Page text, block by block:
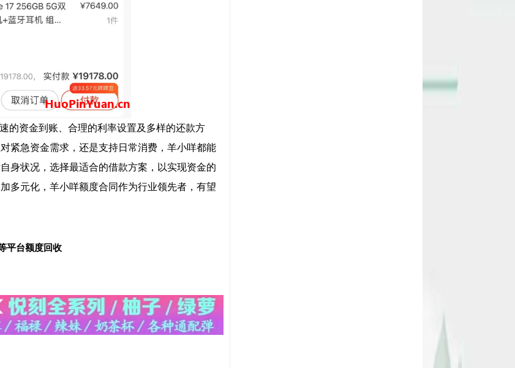
的资金到账、合理的利率设置及多样的还款方
紧急资金需求，还是支持日常消费，羊小咩都能
身状况，选择最适合的借款方案，以实现资金的
多元化，羊小咩额度合同作为行业领先者，有望
平台额度回收